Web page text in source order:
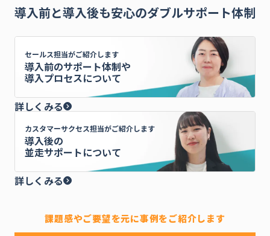
導入前と導入後も安心のダブルサポート体制
セールス担当がご紹介します
導入前のサポート体制や
導入プロセスについて
詳しくみる
カスタマーサクセス担当がご紹介します
導入後の
並走サポートについて
詳しくみる
課題感やご要望を元に事例をご紹介します